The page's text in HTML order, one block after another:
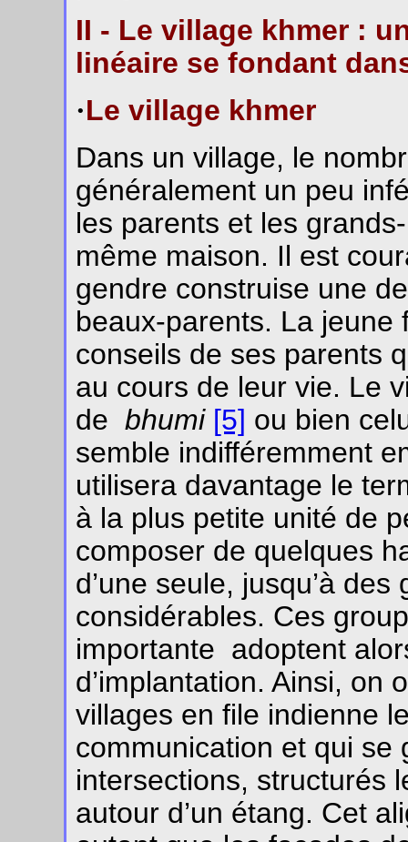
II - Le village khmer :
linéaire se fondant
·Le village khmer
Dans un village, le
généralement un peu
les parents et les
même maison. Il est
gendre construise une
beaux-parents. La jeune
conseils de ses parents
au cours de leur vie. Le
de bhumi [5] ou bien
semble indifféremment
utilisera davantage le
à la plus petite unité de
composer de quelques
d’une seule, jusqu’à
considérables. Ces
importante adoptent
d’implantation. Ainsi, on
villages en file indienne
communication et qui se
intersections, structurés
autour d’un étang. Cet